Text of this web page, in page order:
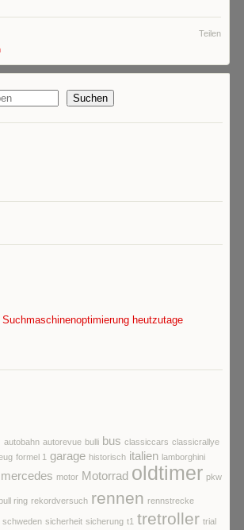
Teilen
Suchen
heutzutage
autobahn autorevue bulli bus classiccars classicrallye
formel 1 garage historisch italien lamborghini
mercedes motor Motorrad oldtimer pkw
ring rekordversuch rennen rennstrecke
schweden sicherheit sicherung t1 tretroller trial